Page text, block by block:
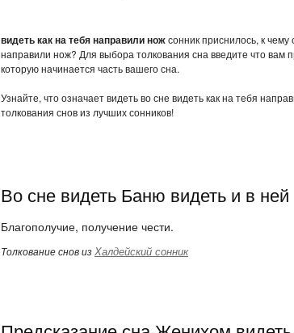
видеть как на тебя направили ножсонник приснилось, к чему
направили нож? Для выбора толкования сна введите что вам
которую начинается часть вашего сна.
Узнайте, что означает видеть во сне видеть как на тебя
толкования снов из лучших сонников!
Во сне видеть Баню видеть и в
Благополучие, получение чести.
Толкование снов изХалдейский сонник